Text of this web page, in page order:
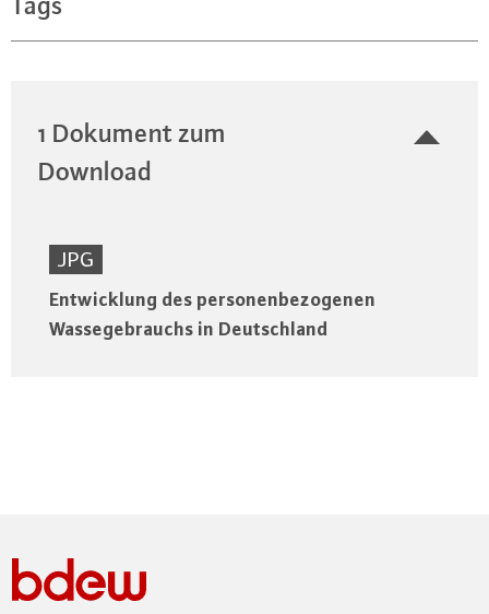
1 Dokument zum
Download
JPG
Entwicklung des personenbezogenen
Wassegebrauchs in Deutschland